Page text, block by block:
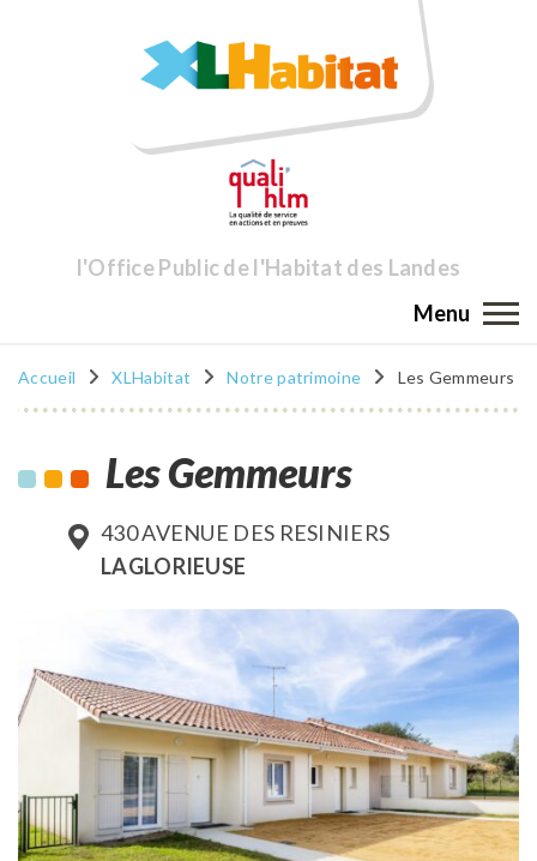
l'Office Public de l'Habitat des Landes
Menu
Accueil XLHabitat Notre patrimoine Les Gemmeurs
Les Gemmeurs
430 AVENUE DES RESINIERS
LAGLORIEUSE